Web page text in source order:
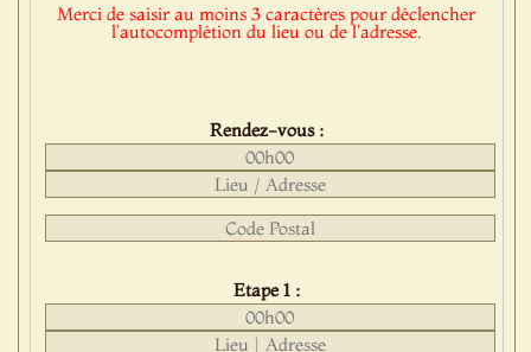
Merci de saisir au moins 3 caractères pour déclencher
l'autocomplétion du lieu ou de l'adresse.
Rendez-vous :
Etape 1 :